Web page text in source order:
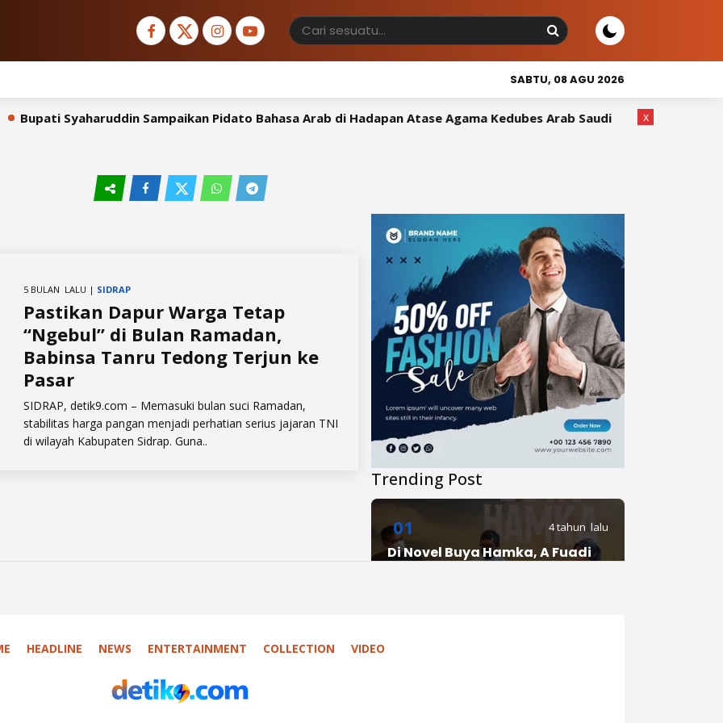
SABTU, 08 AGU 2026
Syaharuddin Sampaikan Pidato Bahasa Arab di Hadapan Atase Agama Kedubes Arab Saudi Wakil Bupati
5 BULAN LALU | SIDRAP
Pastikan Dapur Warga Tetap
“Ngebul” di Bulan Ramadan,
Babinsa Tanru Tedong Terjun ke
Pasar
​SIDRAP, detik9.com – Memasuki bulan suci Ramadan,
stabilitas harga pangan menjadi perhatian serius jajaran TNI
di wilayah Kabupaten Sidrap. Guna..
Trending Post
01 4 tahun lalu
Di Novel Buya Hamka, A Fuadi
x
HEADLINE NEWS ENTERTAINMENT COLLECTION VIDEO